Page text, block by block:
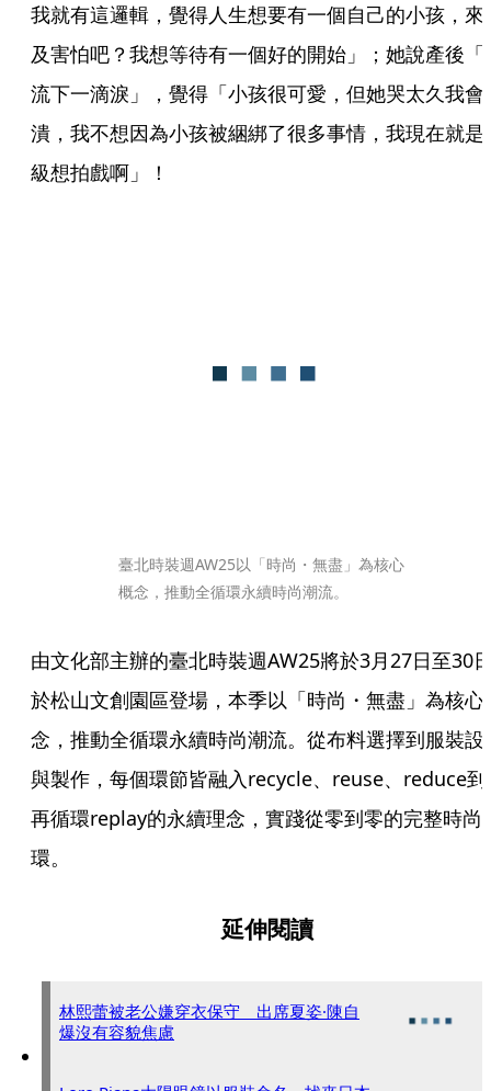
我就有這邏輯，覺得人生想要有一個自己的小孩，來
及害怕吧？我想等待有一個好的開始」；她說產後「
流下一滴淚」，覺得「小孩很可愛，但她哭太久我會
潰，我不想因為小孩被綑綁了很多事情，我現在就是
級想拍戲啊」！
臺北時裝週AW25以「時尚・無盡」為核心
概念，推動全循環永續時尚潮流。
由文化部主辦的臺北時裝週AW25將於3月27日至30
於松山文創園區登場，本季以「時尚・無盡」為核心
念，推動全循環永續時尚潮流。從布料選擇到服裝設
與製作，每個環節皆融入recycle、reuse、reduce到
再循環replay的永續理念，實踐從零到零的完整時尚
環。
延伸閱讀
林熙蕾被老公嫌穿衣保守 出席夏姿·陳自
爆沒有容貌焦慮